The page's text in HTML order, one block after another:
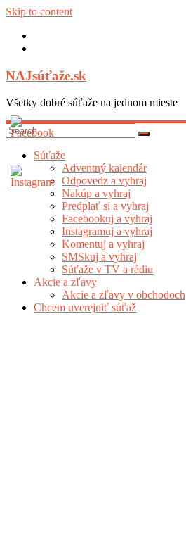
Skip to content
NAJsúťaže.sk
Všetky dobré súťaže na jednom mieste
Súťaže
Adventný kalendár
Odpovedz a vyhraj
Nakúp a vyhraj
Predplať si a vyhraj
Facebookuj a vyhraj
Instagramuj a vyhraj
Komentuj a vyhraj
SMSkuj a vyhraj
Súťaže v TV a rádiu
Akcie a zľavy
Akcie a zľavy v obchodoch
Chcem uverejniť súťaž